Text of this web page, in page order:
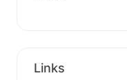
Links